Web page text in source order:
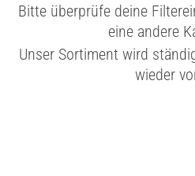
Bitte überprüfe deine
eine andere
Unser Sortiment wird
wieder